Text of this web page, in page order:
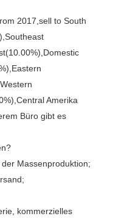
2017,sell to South
Amerika
Büro gibt es
Massenproduktion;
kommerzielles